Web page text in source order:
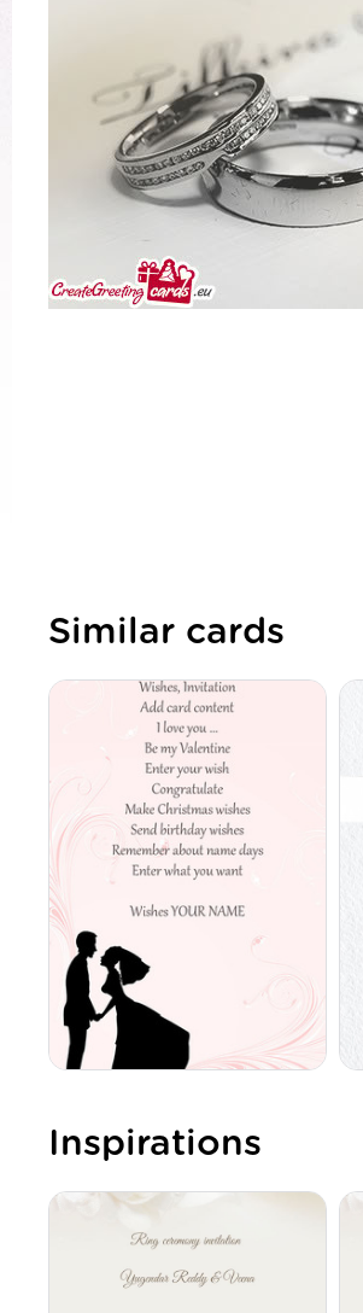
Similar cards
Inspirations